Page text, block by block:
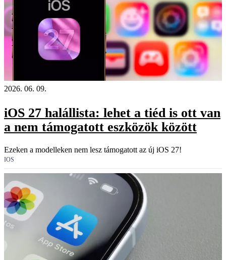
2026. 06. 09.
iOS 27 halállista: lehet a tiéd is ott van
a nem támogatott eszközök között
Ezeken a modelleken nem lesz támogatott az új iOS 27!
IOS